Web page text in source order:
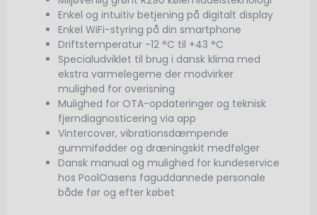
Enkel og intuitiv betjening på digitalt display
Enkel WiFi-styring på din smartphone
Driftstemperatur -12 °C til +43 °C
Specialudviklet til brug i dansk klima med
ekstra varmelegeme der modvirker
mulighed for overisning
Mulighed for OTA-opdateringer og teknisk
fjerndiagnosticering via app
Vintercover, vibrationsdæmpende
gummifødder og dræningskit medfølger
Dansk manual og mulighed for kundeservice
hos PoolOasens faguddannede personale
både før og efter købet